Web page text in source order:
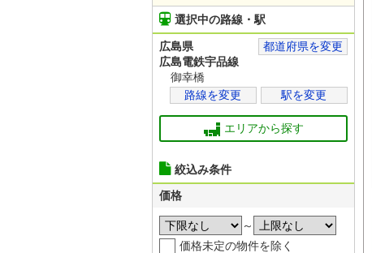
選択中の路線・駅
広島県
都道府県を変更
広島電鉄宇品線
御幸橋
路線を変更
駅を変更
エリアから探す
絞込み条件
価格
～
価格未定の物件を除く